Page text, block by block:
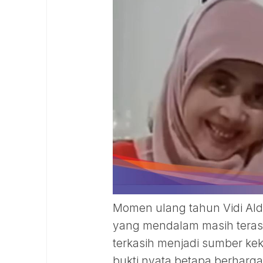
Momen ulang tahun Vidi
yang mendalam masih
terkasih menjadi sumber